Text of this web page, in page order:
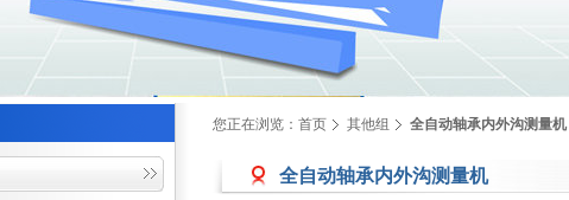
您正在浏览： 首页 其他组 全自动轴承内外沟测量机
全自动轴承内外沟测量机